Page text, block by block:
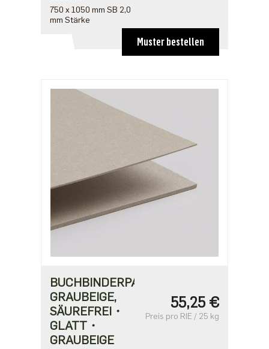
750 x 1050 mm SB 2,0
mm Stärke
Muster bestellen
BUCHBINDERPAPPE
GRAUBEIGE,
SÄUREFREI・
GLATT・
GRAUBEIGE
55,25 €
Preis pro RIE / 25 kg